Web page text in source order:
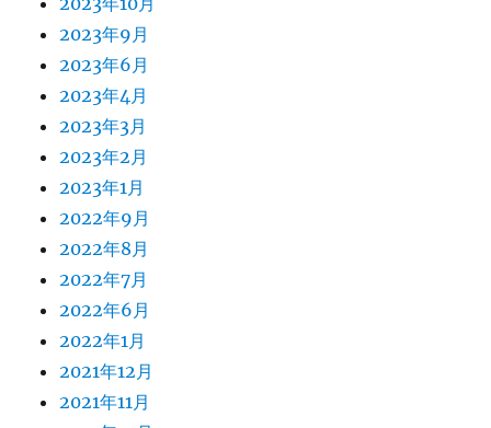
2023年9月
2023年6月
2023年4月
2023年3月
2023年2月
2023年1月
2022年9月
2022年8月
2022年7月
2022年6月
2022年1月
2021年12月
2021年11月